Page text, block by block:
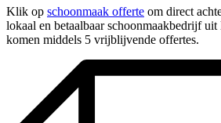
Klik op schoonmaak offerte om direct
lokaal en betaalbaar schoonmaakbedrijf
komen middels 5 vrijblijvende offertes.